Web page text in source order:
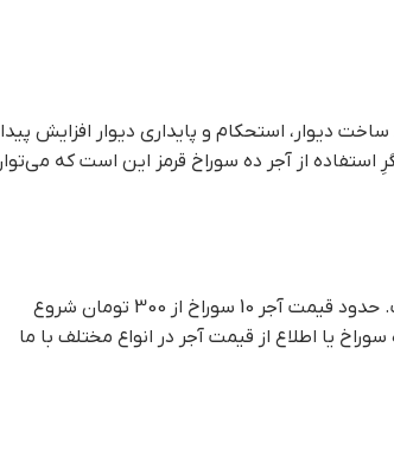
دیوار، استحکام و پایداری دیوار افزایش پیدا
از 300 تومان شروع
یا اطلاع از قیمت آجر در انواع مختلف با ما